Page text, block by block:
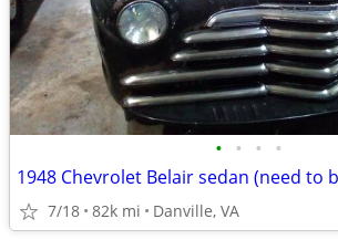
• • • •
1948 Chevrolet Belair sedan (need to
7/18 82k mi Danville, VA